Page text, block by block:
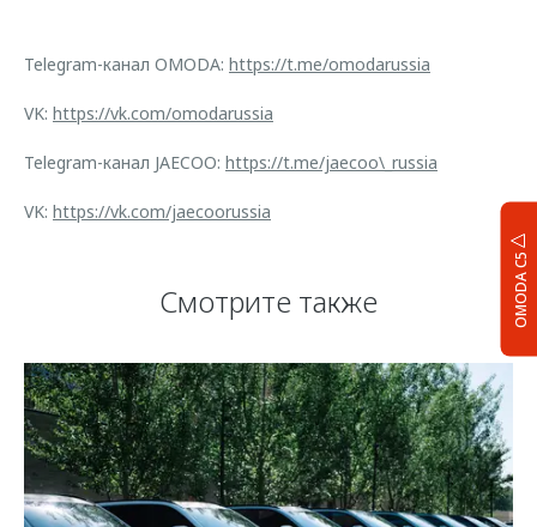
OMODA C5
Telegram-канал OMODA: https://t.me/omodarussia
VK: https://vk.com/omodarussia
Telegram-канал JAECOO: https://t.me/jaecoo\_russia
VK: https://vk.com/jaecoorussia
Смотрите также